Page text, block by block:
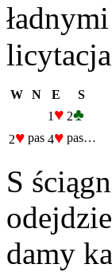
W N E
S
1 ♥ 2♣
2♥ pas 4♥ pas…
S
damy